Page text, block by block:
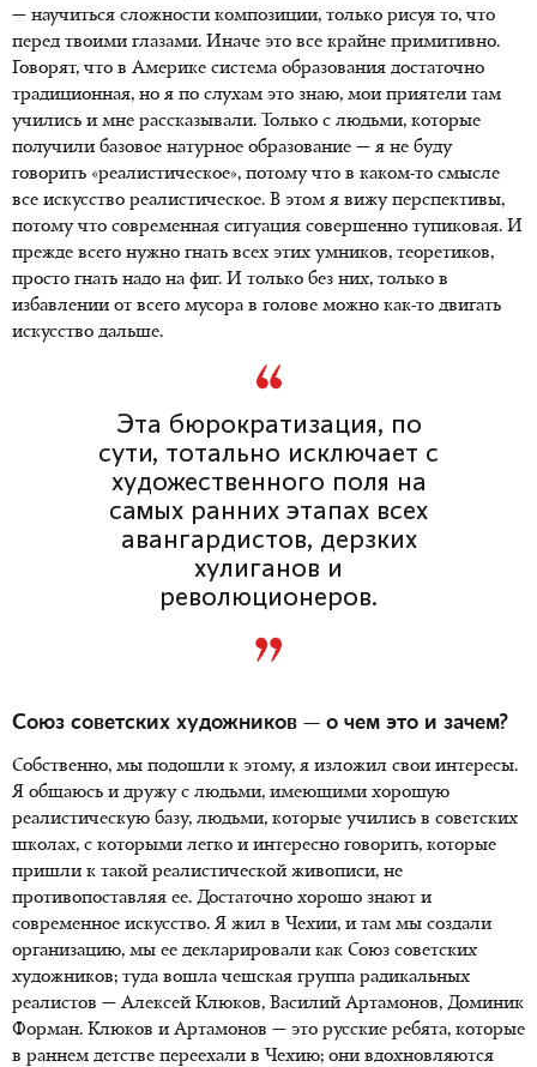
— научиться сложности композиции, только рисуя то, что
перед твоими глазами. Иначе это все крайне примитивно.
Говорят, что в Америке система образования достаточно
традиционная, но я по слухам это знаю, мои приятели там
учились и мне рассказывали. Только с людьми, которые
получили базовое натурное образование — я не буду
говорить «реалистическое», потому что в каком-то смысле
все искусство реалистическое. В этом я вижу перспективы,
потому что современная ситуация совершенно тупиковая. И
прежде всего нужно гнать всех этих умников, теоретиков,
просто гнать надо на фиг. И только без них, только в
избавлении от всего мусора в голове можно как-то двигать
искусство дальше.
Эта бюрократизация, по
сути, тотально исключает с
художественного поля на
самых ранних этапах всех
авангардистов, дерзких
хулиганов и
революционеров.
Союз советских художников — о чем это и зачем?
Собственно, мы подошли к этому, я изложил свои интересы.
Я общаюсь и дружу с людьми, имеющими хорошую
реалистическую базу, людьми, которые учились в советских
школах, с которыми легко и интересно говорить, которые
пришли к такой реалистической живописи, не
противопоставляя ее. Достаточно хорошо знают и
современное искусство. Я жил в Чехии, и там мы создали
организацию, мы ее декларировали как Союз советских
художников; туда вошла чешская группа радикальных
реалистов — Алексей Клюков, Василий Артамонов, Доминик
Форман. Клюков и Артамонов — это русские ребята, которые
в раннем детстве переехали в Чехию; они вдохновляются